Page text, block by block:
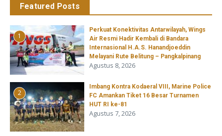
Featured Posts
1
Perkuat Konektivitas Antarwilayah, Wings
Air Resmi Hadir Kembali di Bandara
Internasional H.A.S. Hanandjoeddin
Melayani Rute Belitung – Pangkalpinang
Agustus 8, 2026
2
Imbang Kontra Kodaeral VIII, Marine Police
FC Amankan Tiket 16 Besar Turnamen
HUT RI ke-81
Agustus 7, 2026